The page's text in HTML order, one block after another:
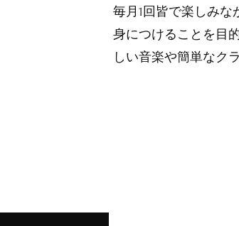
毎月1回皆で楽しみ
身につけることを目
しい音楽や簡単なク